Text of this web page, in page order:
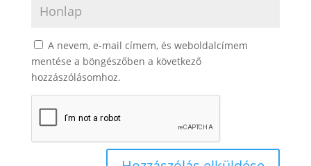
A nevem, e-mail címem, és weboldalcímem
mentése a böngészőben a következő
hozzászólásomhoz.